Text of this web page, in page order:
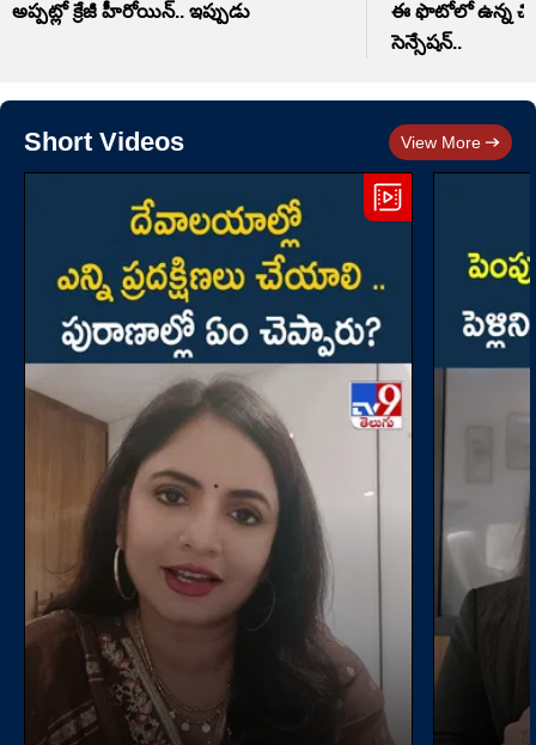
అప్పట్లో క్రేజీ హీరోయిన్.. ఇప్పుడు
ఈ ఫొటోలో ఉన్న
సెన్సేషన్..
Short Videos View More